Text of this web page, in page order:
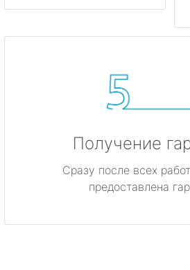
Получение
Сразу после всех
предоставлена